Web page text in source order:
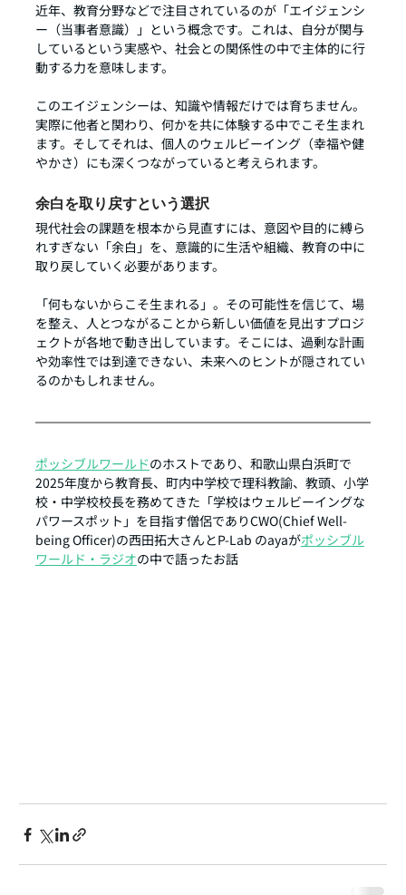
近年、教育分野などで注目されているのが「エイジェンシ
ー（当事者意識）」という概念です。これは、自分が関与
しているという実感や、社会との関係性の中で主体的に行
動する力を意味します。
このエイジェンシーは、知識や情報だけでは育ちません。
実際に他者と関わり、何かを共に体験する中でこそ生まれ
ます。そしてそれは、個人のウェルビーイング（幸福や健
やかさ）にも深くつながっていると考えられます。
余白を取り戻すという選択
現代社会の課題を根本から見直すには、意図や目的に縛ら
れすぎない「余白」を、意識的に生活や組織、教育の中に
取り戻していく必要があります。
「何もないからこそ生まれる」。その可能性を信じて、場
を整え、人とつながることから新しい価値を見出すプロジ
ェクトが各地で動き出しています。そこには、過剰な計画
や効率性では到達できない、未来へのヒントが隠されてい
るのかもしれません。
ポッシブルワールドのホストであり、和歌山県白浜町で
2025年度から教育長、町内中学校で理科教諭、教頭、小学
校・中学校校長を務めてきた「学校はウェルビーイングな
パワースポット」を目指す僧侶でありCWO(Chief Well-
being Officer)の西田拓大さんとP-Lab のayaがポッシブル
ワールド・ラジオの中で語ったお話